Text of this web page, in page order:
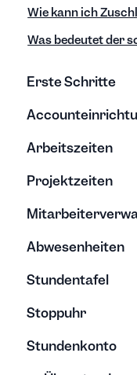
Wie kann ich
Was bedeutet der
Erste Schritte
Einstellungen
Export/Import
Hilfe & Tipps
Arbeitszeiten
Zeiten erfassen
Zeiten
Projektzeiten
Erfassung &
Projektberichte
Budgets
Bearbeitung &
Soll-Arbeitszeit
Rechte
Passwort &
Abwesenheiten
Allgemein
Urlaub
Elternzeit
Stundentafel
Erfassung &
Stundentafel
Stoppuhr
Erfassung &
Stundenkonto